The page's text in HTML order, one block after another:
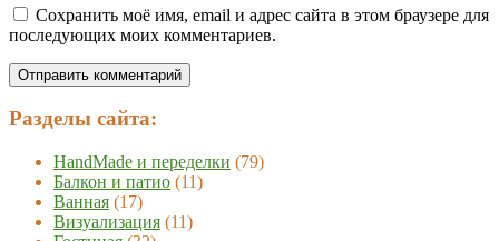
Сохранить моё имя, email и адрес сайта в этом браузере для
последующих моих комментариев.
Разделы сайта:
HandMade и переделки (79)
Балкон и патио (11)
Ванная (17)
Визуализация (11)